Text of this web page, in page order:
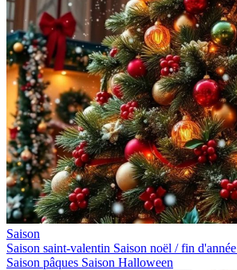
Saison
Saison saint-valentin Saison noël / fin d'année
Saison pâques Saison Halloween